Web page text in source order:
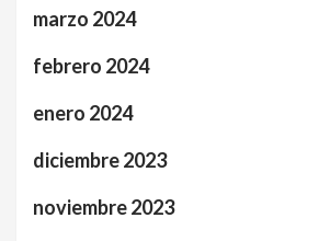
marzo 2024
febrero 2024
enero 2024
diciembre 2023
noviembre 2023